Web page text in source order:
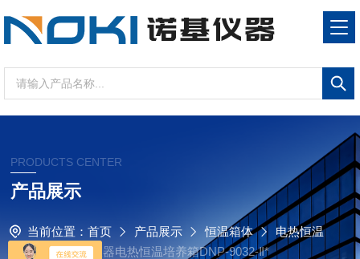
PRODUCTS CENTER
产品展示
当前位置： 首页 产品展示 恒温箱体
电热恒温
培养箱
诺基仪器电热恒温培养箱DNP-9032-Ⅱ*